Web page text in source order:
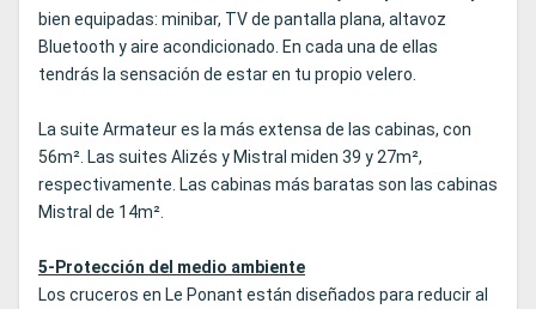
bien equipadas: minibar, TV de pantalla plana, altavoz
Bluetooth y aire acondicionado. En cada una de ellas
tendrás la sensación de estar en tu propio velero.
La suite Armateur es la más extensa de las cabinas, con
56m². Las suites Alizés y Mistral miden 39 y 27m²,
respectivamente. Las cabinas más baratas son las cabinas
Mistral de 14m².
5-Protección del medio ambiente
Los cruceros en Le Ponant están diseñados para reducir al